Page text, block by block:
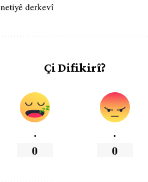
derkevî
Çi Difikirî?
.
0
.
0